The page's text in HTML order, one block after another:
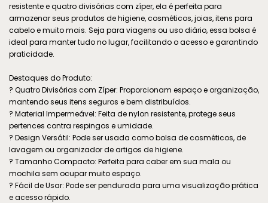
resistente e quatro divisórias com zíper, ela é perfeita para
armazenar seus produtos de higiene, cosméticos, joias, itens para
cabelo e muito mais. Seja para viagens ou uso diário, essa bolsa é
ideal para manter tudo no lugar, facilitando o acesso e garantindo
praticidade.
Destaques do Produto:
? Quatro Divisórias com Zíper: Proporcionam espaço e organização,
mantendo seus itens seguros e bem distribuídos.
? Material Impermeável: Feita de nylon resistente, protege seus
pertences contra respingos e umidade.
? Design Versátil: Pode ser usada como bolsa de cosméticos, de
lavagem ou organizador de artigos de higiene.
? Tamanho Compacto: Perfeita para caber em sua mala ou
mochila sem ocupar muito espaço.
? Fácil de Usar: Pode ser pendurada para uma visualização prática
e acesso rápido.